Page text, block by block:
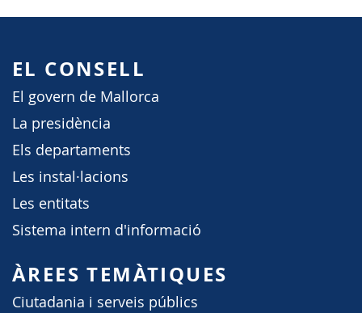
EL CONSELL
El govern de Mallorca
La presidència
Els departaments
Les instal·lacions
Les entitats
Sistema intern d'informació
ÀREES TEMÀTIQUES
Ciutadania i serveis públics